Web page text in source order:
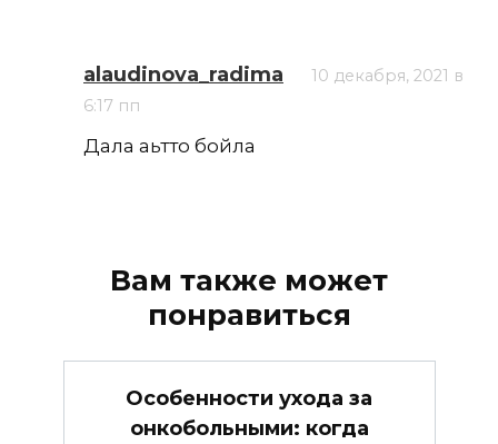
alaudinova_radima
10 декабря, 2021 в
6:17 пп
Дала аьтто бойла
Вам также может
понравиться
Особенности ухода за
онкобольными: когда